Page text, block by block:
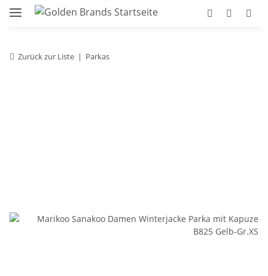
Zurück zur Liste Parkas